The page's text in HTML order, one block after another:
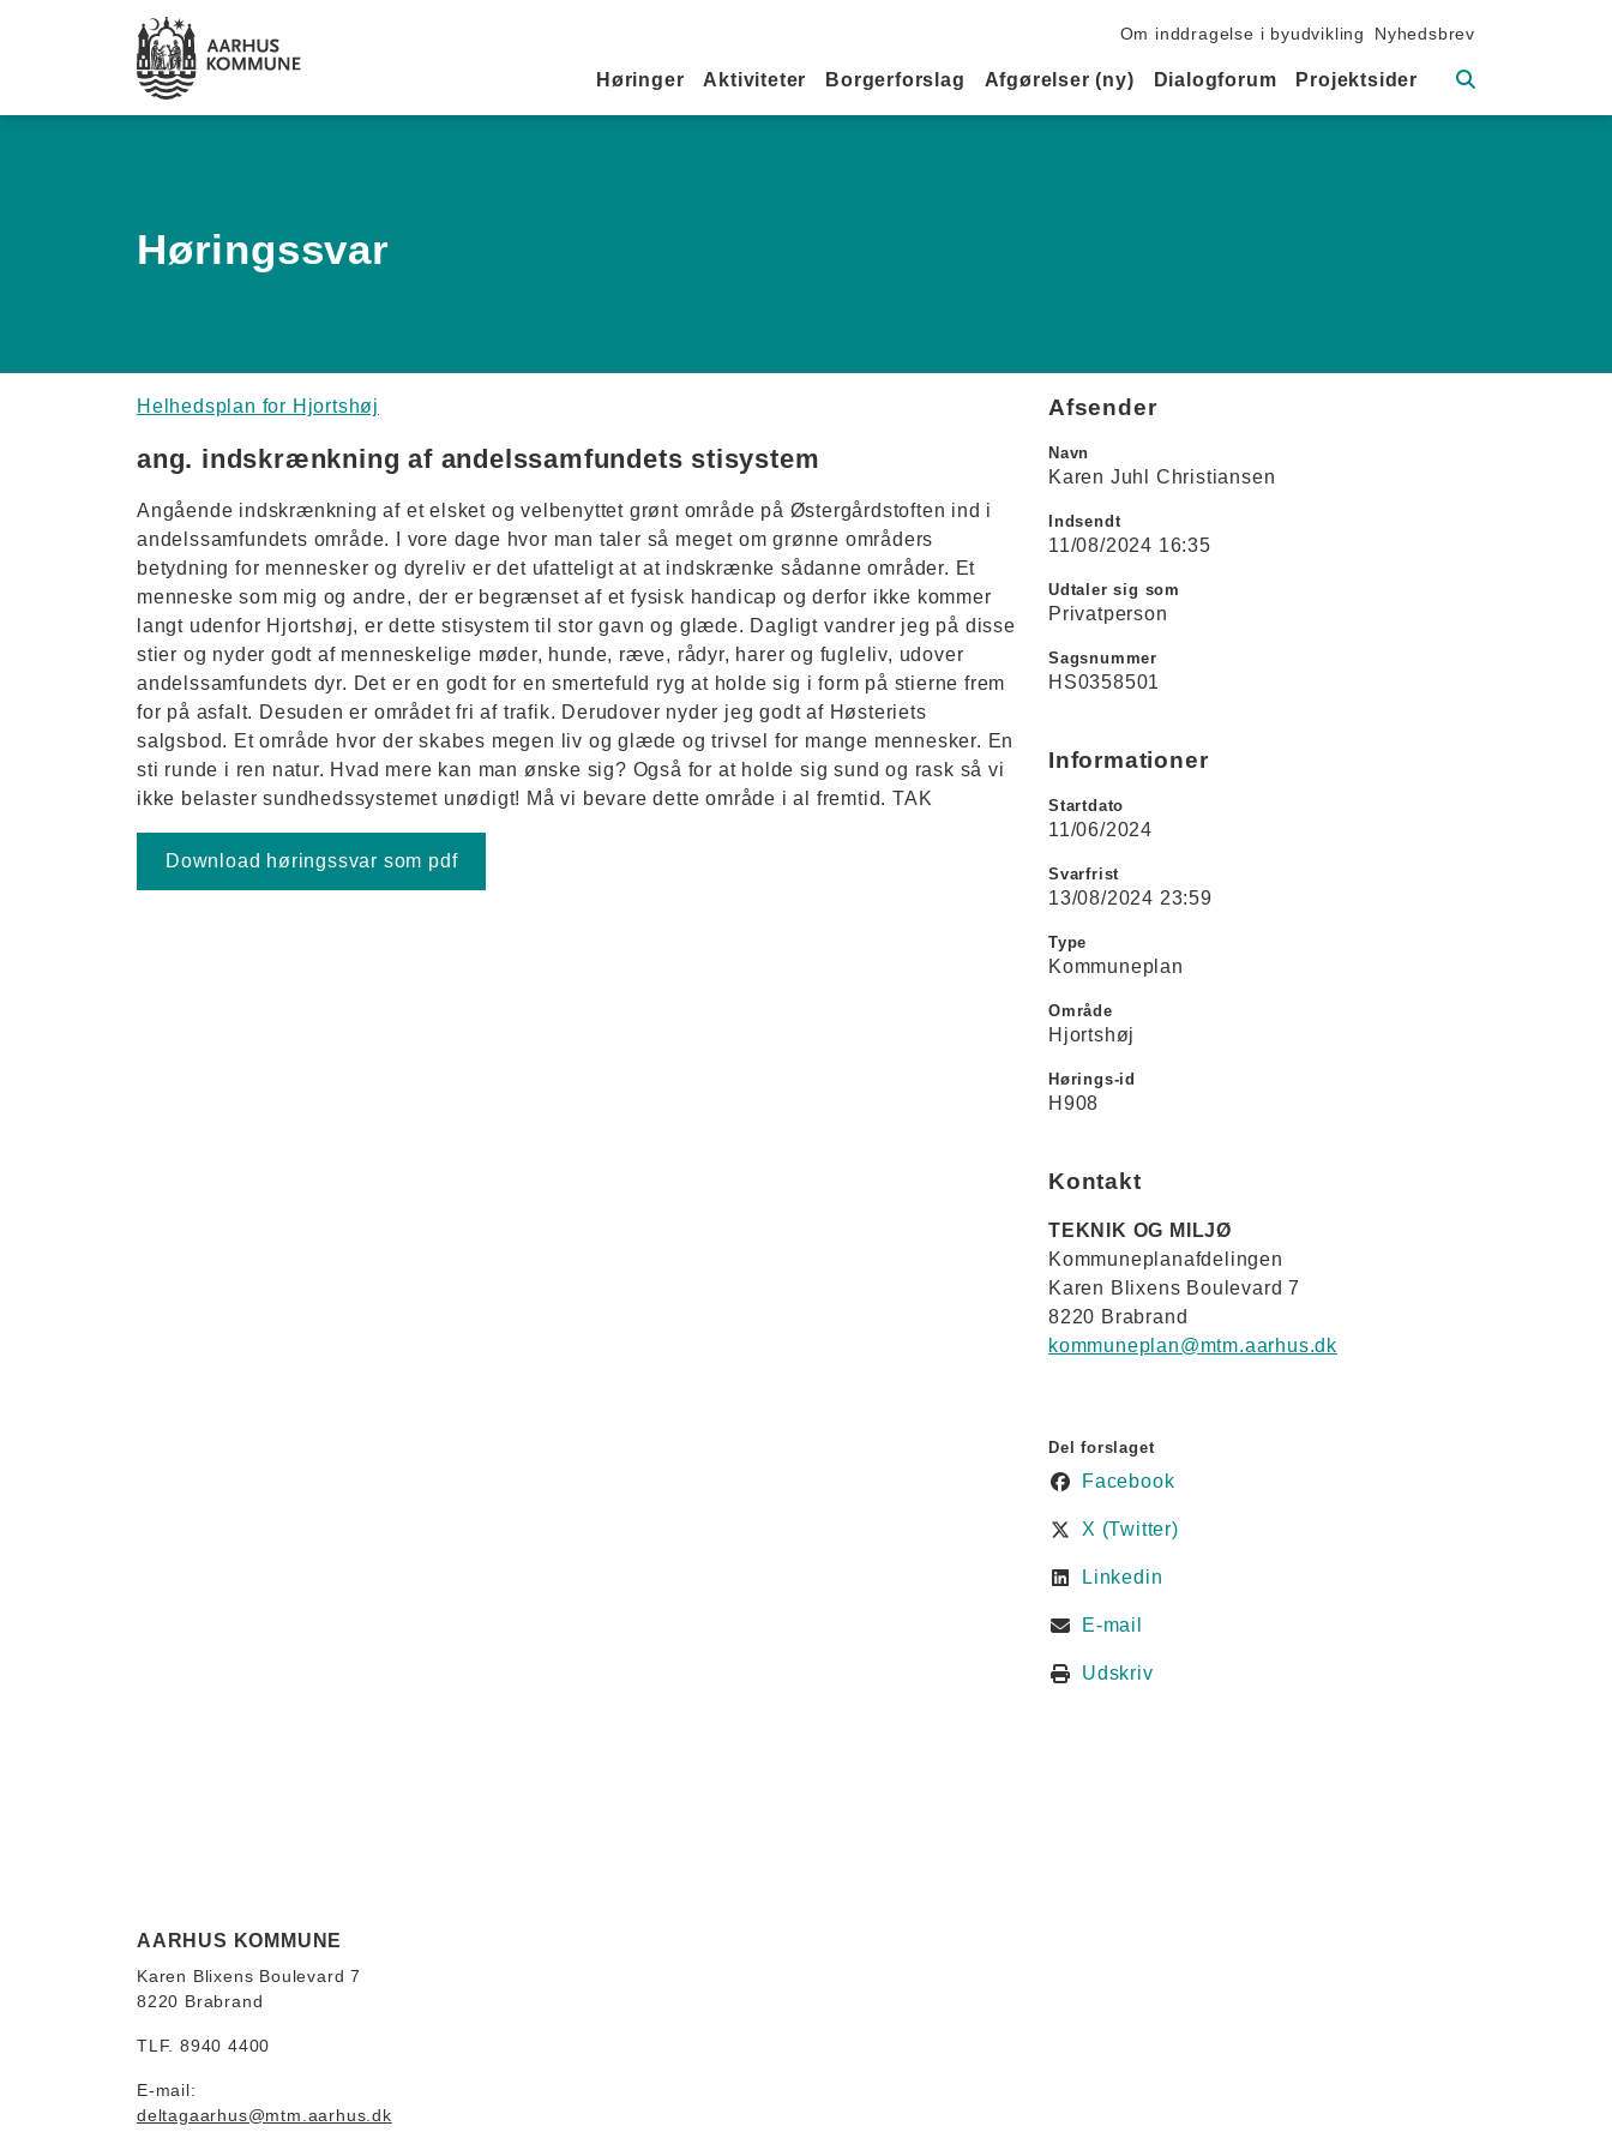
Sekundær navigation
Om inddragelse i byudvikling Nyhedsbrev
Primær navigation
Høringer Aktiviteter Borgerforslag Afgørelser (ny) Dialogforum Projektsider
Høringssvar
Helhedsplan for Hjortshøj
ang. indskrænkning af andelssamfundets stisystem
Angående indskrænkning af et elsket og velbenyttet grønt område på Østergårdstoften ind i
andelssamfundets område. I vore dage hvor man taler så meget om grønne områders
betydning for mennesker og dyreliv er det ufatteligt at at indskrænke sådanne områder. Et
menneske som mig og andre, der er begrænset af et fysisk handicap og derfor ikke kommer
langt udenfor Hjortshøj, er dette stisystem til stor gavn og glæde. Dagligt vandrer jeg på disse
stier og nyder godt af menneskelige møder, hunde, ræve, rådyr, harer og fugleliv, udover
andelssamfundets dyr. Det er en godt for en smertefuld ryg at holde sig i form på stierne frem
for på asfalt. Desuden er området fri af trafik. Derudover nyder jeg godt af Høsteriets
salgsbod. Et område hvor der skabes megen liv og glæde og trivsel for mange mennesker. En
sti runde i ren natur. Hvad mere kan man ønske sig? Også for at holde sig sund og rask så vi
ikke belaster sundhedssystemet unødigt! Må vi bevare dette område i al fremtid. TAK
Download høringssvar som pdf
Afsender
Navn
Karen Juhl Christiansen
Indsendt
11/08/2024 16:35
Udtaler sig som
Privatperson
Sagsnummer
HS0358501
Informationer
Startdato
11/06/2024
Svarfrist
13/08/2024 23:59
Type
Kommuneplan
Område
Hjortshøj
Hørings-id
H908
Kontakt
TEKNIK OG MILJØ
Kommuneplanafdelingen
Karen Blixens Boulevard 7
8220 Brabrand
kommuneplan@mtm.aarhus.dk
Del forslaget
Facebook
X (Twitter)
Linkedin
E-mail
Udskriv
AARHUS KOMMUNE
Karen Blixens Boulevard 7
8220 Brabrand
TLF. 8940 4400
E-mail:
deltagaarhus@mtm.aarhus.dk